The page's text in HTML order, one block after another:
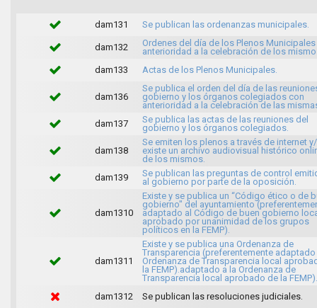
dam131 Se publican las ordenanzas municipales.
dam132
Ordenes del día de los Plenos
anterioridad a la celebración de los
dam133
Actas de los Plenos Municipales.
dam136
Se publica el orden del día de las
gobierno y los órganos colegiados con
anterioridad a la celebración de las
dam137
Se publica las actas de las reuniones del
gobierno y los órganos colegiados.
dam138
Se emiten los plenos a través de internet
existe un archivo audiovisual histórico
de los mismos.
dam139
Se publican las preguntas de control
al gobierno por parte de la oposición.
dam1310
Existe y se publica un “Código ético o de
gobierno" del ayuntamiento
adaptado al Código de buen gobierno
aprobado por unanimidad de los grupos
políticos en la FEMP).
dam1311
Existe y se publica una Ordenanza de
Transparencia (preferentemente adaptado
Ordenanza de Transparencia local
la FEMP).adaptado a la Ordenanza de
Transparencia local aprobado de la FEMP).
dam1312
Se publican las resoluciones judiciales.